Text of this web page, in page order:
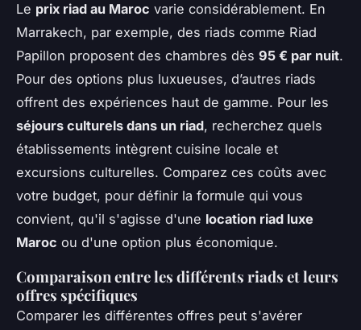
Le prix riad au Maroc varie considérablement. En
Marrakech, par exemple, des riads comme Riad
Papillon proposent des chambres dès 95 € par nuit.
Pour des options plus luxueuses, d’autres riads
offrent des expériences haut de gamme. Pour les
séjours culturels dans un riad, recherchez quels
établissements intègrent cuisine locale et
excursions culturelles. Comparez ces coûts avec
votre budget, pour définir la formule qui vous
convient, qu'il s'agisse d'une location riad luxe
Maroc ou d'une option plus économique.
Comparaison entre les différents riads et leurs
offres spécifiques
Comparer les différentes offres peut s'avérer